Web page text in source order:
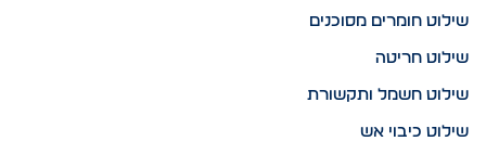
שילוט חומרים מסוכנים
שילוט חריטה
שילוט חשמל ותקשורת
שילוט כיבוי אש